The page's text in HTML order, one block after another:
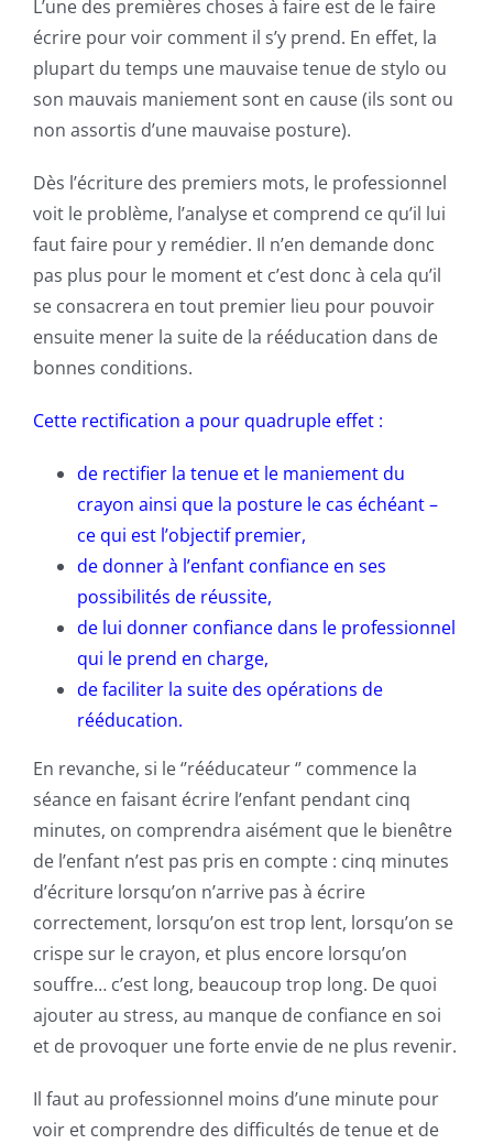
L’une des premières choses à faire est de le faire
écrire pour voir comment il s’y prend. En effet, la
plupart du temps une mauvaise tenue de stylo ou
son mauvais maniement sont en cause (ils sont ou
non assortis d’une mauvaise posture).
Dès l’écriture des premiers mots, le professionnel
voit le problème, l’analyse et comprend ce qu’il lui
faut faire pour y remédier. Il n’en demande donc
pas plus pour le moment et c’est donc à cela qu’il
se consacrera en tout premier lieu pour pouvoir
ensuite mener la suite de la rééducation dans de
bonnes conditions.
Cette rectification a pour quadruple effet :
de rectifier la tenue et le maniement du
crayon ainsi que la posture le cas échéant –
ce qui est l’objectif premier,
de donner à l’enfant confiance en ses
possibilités de réussite,
de lui donner confiance dans le professionnel
qui le prend en charge,
de faciliter la suite des opérations de
rééducation.
En revanche, si le ‘’rééducateur ‘’ commence la
séance en faisant écrire l’enfant pendant cinq
minutes, on comprendra aisément que le bienêtre
de l’enfant n’est pas pris en compte : cinq minutes
d’écriture lorsqu’on n’arrive pas à écrire
correctement, lorsqu’on est trop lent, lorsqu’on se
crispe sur le crayon, et plus encore lorsqu’on
souffre… c’est long, beaucoup trop long. De quoi
ajouter au stress, au manque de confiance en soi
et de provoquer une forte envie de ne plus revenir.
Il faut au professionnel moins d’une minute pour
voir et comprendre des difficultés de tenue et de